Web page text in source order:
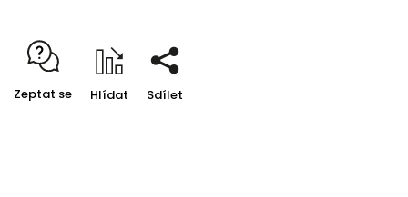
Zeptat se Hlídat Sdílet